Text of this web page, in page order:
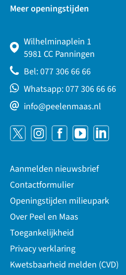
Meer openingstijden
Wilhelminaplein 1
5981 CC Panningen
Bel: 077 306 66 66
Whatsapp: 077 306 66 66
info@peelenmaas.nl
Aanmelden nieuwsbrief
Contactformulier
Openingstijden milieupark
Over Peel en Maas
Toegankelijkheid
Privacy verklaring
Kwetsbaarheid melden (CVD)